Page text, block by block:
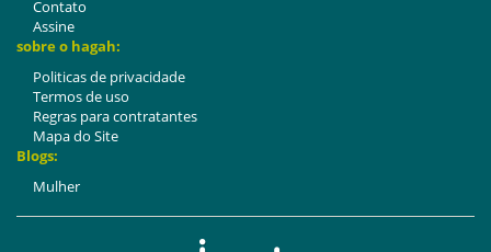
Contato
Assine
sobre o hagah:
Politicas de privacidade
Termos de uso
Regras para contratantes
Mapa do Site
Blogs:
Mulher